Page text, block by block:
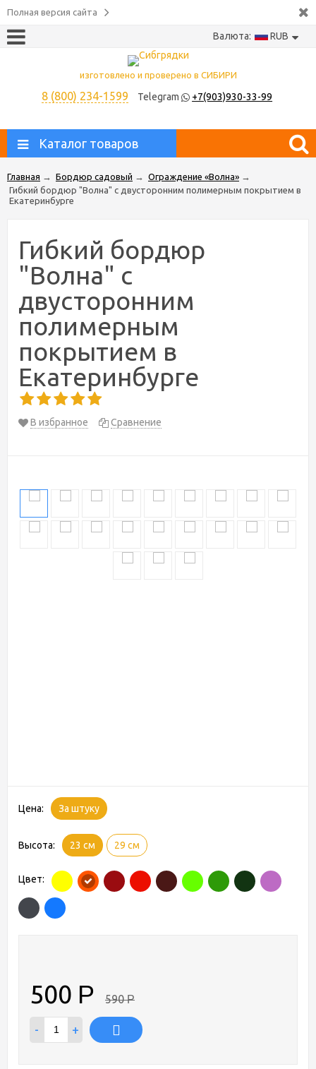
Полная версия сайта
Валюта: RUB
изготовлено и проверено в СИБИРИ
8 (800) 234-1599 Telegram +7(903)930-33-99
Каталог товаров
Главная → Бордюр садовый → Ограждение «Волна» →
Гибкий бордюр "Волна" с двусторонним полимерным покрытием в
Екатеринбурге
Гибкий бордюр
"Волна" с
двусторонним
полимерным
покрытием в
Екатеринбурге
В избранное Сравнение
Цена: За штуку
Высота: 23 см 29 см
Цвет:
500 Р 590Р
- +